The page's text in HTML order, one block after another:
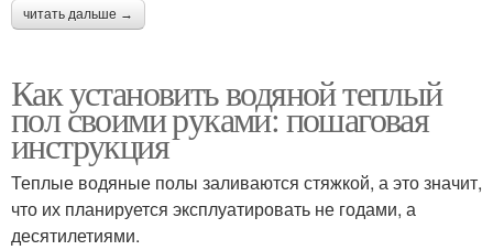
читать дальше →
Как установить водяной теплый
пол своими руками: пошаговая
инструкция
Теплые водяные полы заливаются стяжкой, а это значит,
что их планируется эксплуатировать не годами, а
десятилетиями.